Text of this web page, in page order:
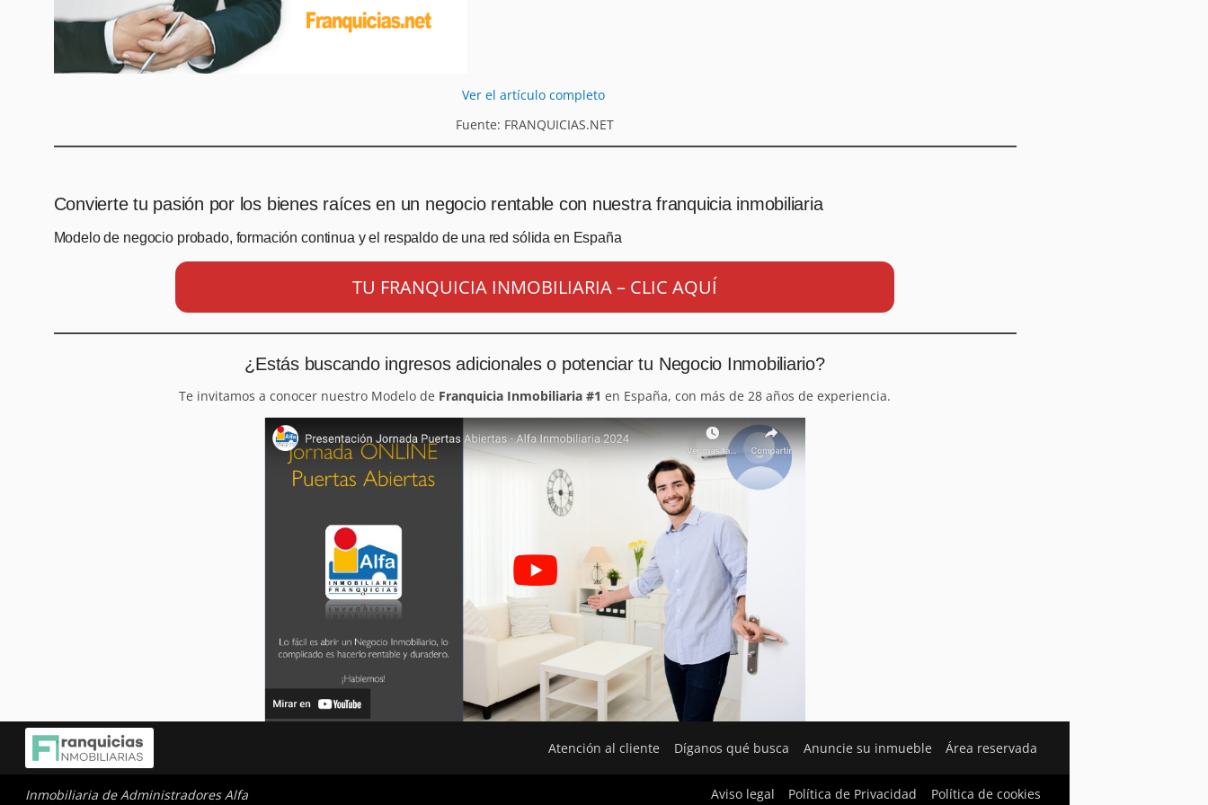
Ver el artículo completo
Fuente: FRANQUICIAS.NET
Convierte tu pasión por los bienes raíces en un negocio rentable con nuestra franquicia inmobiliaria
Modelo de negocio probado, formación continua y el respaldo de una red sólida en España
TU FRANQUICIA INMOBILIARIA – CLIC AQUÍ
¿Estás buscando ingresos adicionales o potenciar tu Negocio Inmobiliario?
Te invitamos a conocer nuestro Modelo de Franquicia Inmobiliaria #1 en España, con más de 28 años de experiencia.
Atención al cliente Díganos qué busca Anuncie su inmueble Área reservada
Inmobiliaria de Administradores Alfa Aviso legal Política de Privacidad Política de cookies